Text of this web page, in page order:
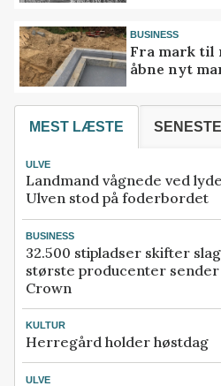
BUSINESS
Fra mark til
åbne nyt
MEST LÆSTE
ULVE
Landmand vågnede ved
Ulven stod på foderbordet
BUSINESS
32.500 stipladser skifter
største producenter sender
Crown
KULTUR
Herregård holder høstdag
ULVE